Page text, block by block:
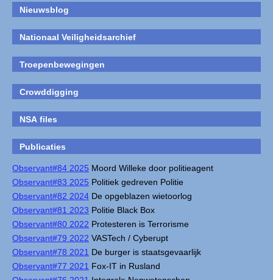
Nieuwsblog
Nationaal Veiligheidsarchief
Troepenbewegingen
Crowddigging
NSA files
Publicaties
Observant#84 2025 Moord Willeke door politieagent
Observant#83 2025 Politiek gedreven Politie
Observant#82 2024 De opgeblazen wietoorlog
Observant#81 2023 Politie Black Box
Observant#80 2022 Protesteren is Terrorisme
Observant#79 2022 VASTech / Cyberupt
Observant#78 2021 De burger is staatsgevaarlijk
Observant#77 2021 Fox-IT in Rusland